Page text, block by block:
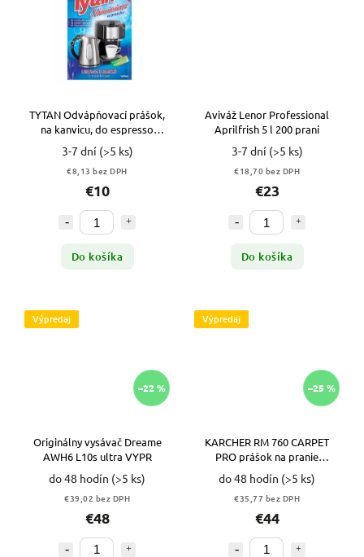
TYTAN Odvápňovací prášok,
na kanvicu, do espresso
kávovaru 30g
3-7 dní (>5 ks)
€8,13 bez DPH
€10
Do košíka
Aviváž Lenor Professional
Aprilfrish 5 l 200 praní
3-7 dní (>5 ks)
€18,70 bez DPH
€23
Do košíka
Výpredaj
–22 %
Originálny vysávač Dreame
AWH6 L10s ultra VYPR
do 48 hodín (>5 ks)
€39,02 bez DPH
€48
Výpredaj
–25 %
KARCHER RM 760 CARPET
PRO prášok na pranie
kobercov 2 KG VYPR
do 48 hodín (>5 ks)
€35,77 bez DPH
€44